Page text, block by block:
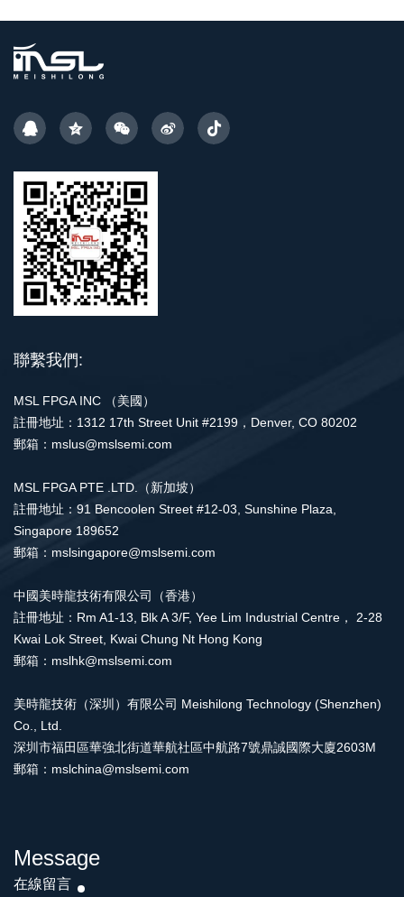
聯繫我們:
MSL FPGA INC （美國）
註冊地址：1312 17th Street Unit #2199，Denver, CO 80202
郵箱：mslus@mslsemi.com
MSL FPGA PTE .LTD.（新加坡）
註冊地址：91 Bencoolen Street #12-03, Sunshine Plaza,
Singapore 189652
郵箱：mslsingapore@mslsemi.com
中國美時龍技術有限公司（香港）
註冊地址：Rm A1-13, Blk A 3/F, Yee Lim Industrial Centre， 2-28
Kwai Lok Street, Kwai Chung Nt Hong Kong
郵箱：mslhk@mslsemi.com
美時龍技術（深圳）有限公司 Meishilong Technology (Shenzhen)
Co., Ltd.
深圳市福田區華強北街道華航社區中航路7號鼎誠國際大廈2603M
郵箱：mslchina@mslsemi.com
Message
在線留言